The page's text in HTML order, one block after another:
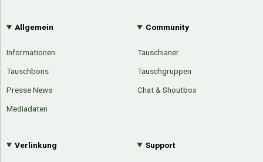
Allgemein
Informationen
Tauschbons
Presse News
Mediadaten
Community
Tauschianer
Tauschgruppen
Chat & Shoutbox
Verlinkung Support